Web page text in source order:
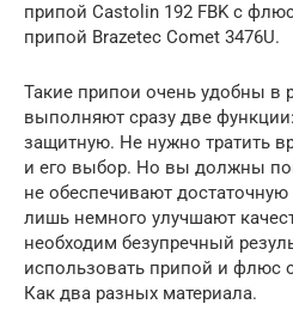
припой Castolin 192 FBK с
припой Brazetec Comet 3476U.
Такие припои очень удобны в
выполняют сразу две
защитную. Не нужно тратить
и его выбор. Но вы должны
не обеспечивают
лишь немного улучшают
необходим безупречный
использовать припой и флюс
Как два разных материала.